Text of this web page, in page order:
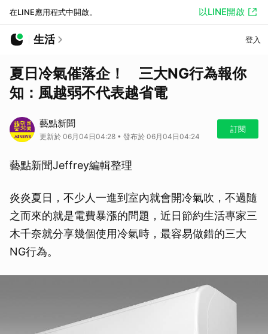
在LINE應用程式中開啟。 以LINE開啟
生活 登入
夏日冷氣催落企！ 三大NG行為報你
知：風越弱不代表越省電
藝點新聞
更新於 06月04日04:28 • 發布於 06月04日04:24
訂閱
藝點新聞Jeffrey編輯整理
炎炎夏日，不少人一進到室內就會開冷氣吹，不過隨
之而來的就是電費暴漲的問題，近日節約生活專家三
木千奈就分享幾個使用冷氣時，最容易做錯的三大
NG行為。